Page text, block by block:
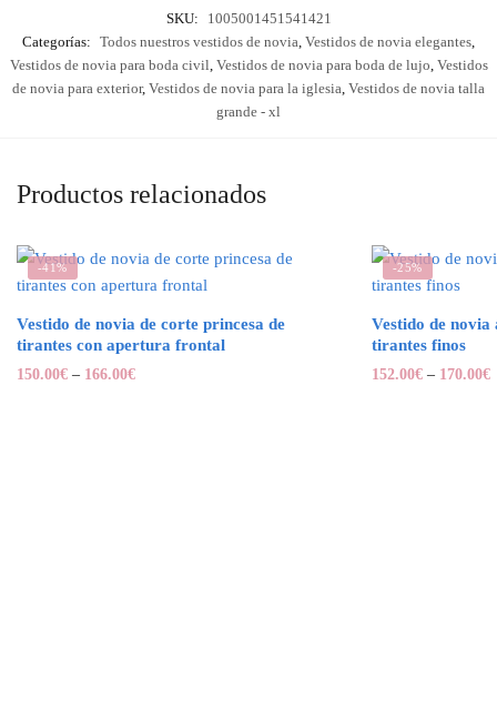
SKU:
1005001451541421
Categorías: Todos nuestros vestidos de novia Vestidos de novia elegantes
Vestidos de novia para boda civil Vestidos de novia para boda de lujo Vestidos
de novia para exterior, Vestidos de novia para la iglesia Vestidos de novia talla
grande - xl
Productos relacionados
-41%
Vestido de novia de corte princesa de
tirantes con apertura frontal
150.00€ – 166.00€
-25%
Vestido de
tirantes finos
152.00€ – 170.00€